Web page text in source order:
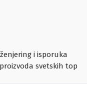
i isporuka
svetskih top